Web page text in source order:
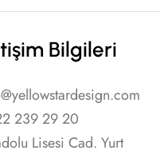
Bilgileri
239 29 20
Lisesi Cad. Yurt